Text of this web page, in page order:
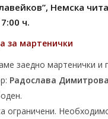
Немска
ч.
за мартенички
заедно мартенички и
Радослава
ограничени.